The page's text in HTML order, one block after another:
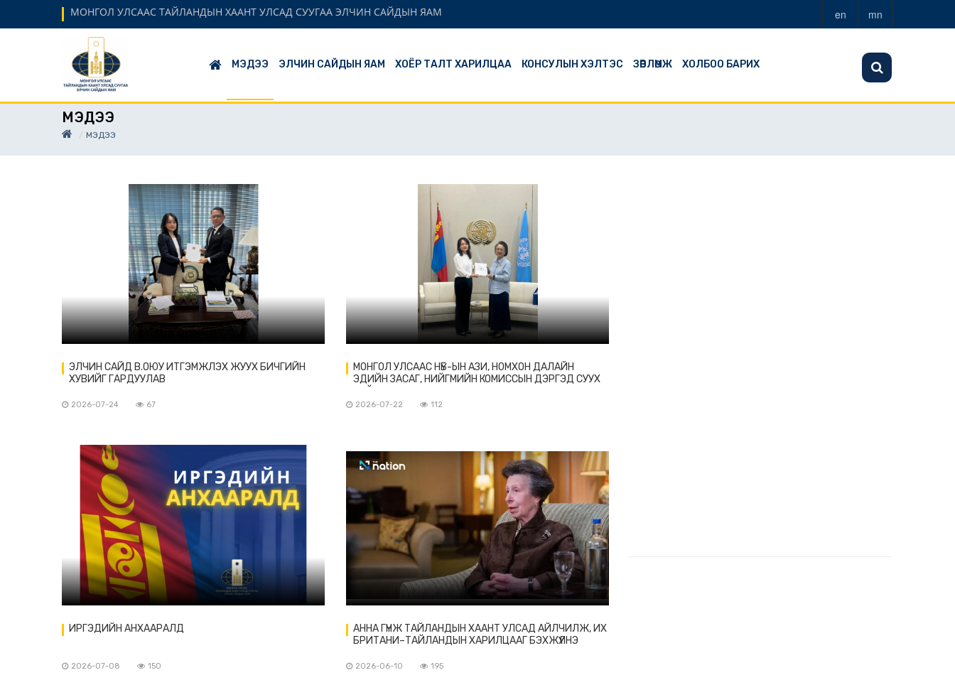
МОНГОЛ УЛСААС ТАЙЛАНДЫН ХААНТ УЛСАД СУУГАА ЭЛЧИН САЙДЫН ЯАМ en mn
МЭДЭЭ ЭЛЧИН САЙДЫН ЯАМ ХОЁР ТАЛТ ХАРИЛЦАА КОНСУЛЫН ХЭЛТЭС ЗӨВЛӨМЖ ХОЛБОО БАРИХ
МЭДЭЭ
МЭДЭЭ
ЭЛЧИН САЙД В.ОЮУ ИТГЭМЖЛЭХ ЖУУХ БИЧГИЙН
ХУВИЙГ ГАРДУУЛАВ
2026-07-24 67
МОНГОЛ УЛСААС НҮБ-ЫН АЗИ, НОМХОН ДАЛАЙН
ЭДИЙН ЗАСАГ, НИЙГМИЙН КОМИССЫН ДЭРГЭД СУУХ
ЗАХИДЛАА ГАРДУУЛАВ
2026-07-22 112
ИРГЭДИЙН АНХААРАЛД
2026-07-08 150
АННА ГҮНЖ ТАЙЛАНДЫН ХААНТ УЛСАД АЙЛЧИЛЖ, ИХ
БРИТАНИ–ТАЙЛАНДЫН ХАРИЛЦААГ БЭХЖҮҮЛНЭ
2026-06-10 195